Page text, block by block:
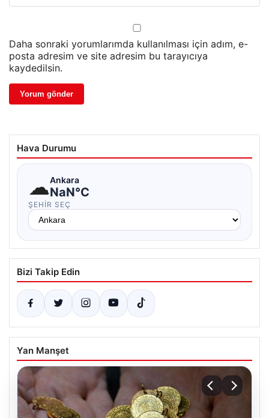
Daha sonraki yorumlarımda kullanılması için adım, e-
posta adresim ve site adresim bu tarayıcıya
kaydedilsin.
Hava Durumu
☁Ankara
NaN°C
ŞEHIR SEÇ
Bizi Takip Edin
Yan Manşet